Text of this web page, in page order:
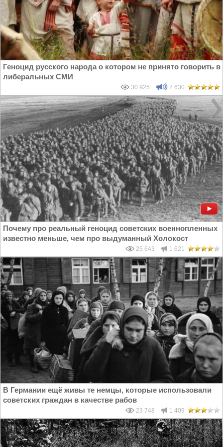
Геноцид русского народа о котором не принято говорить в
либеральных СМИ
30 925 2 630
Почему про реальный геноцид советских военнопленных
известно меньше, чем про выдуманный Холокост
25 643 1 621
В Германии ещё живы те немцы, которые использовали
советских граждан в качестве рабов
23 748 1 409